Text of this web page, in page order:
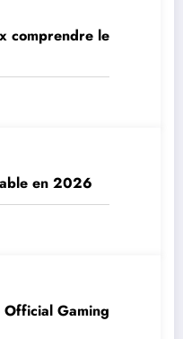
comprendre le
en 2026
Official Gaming